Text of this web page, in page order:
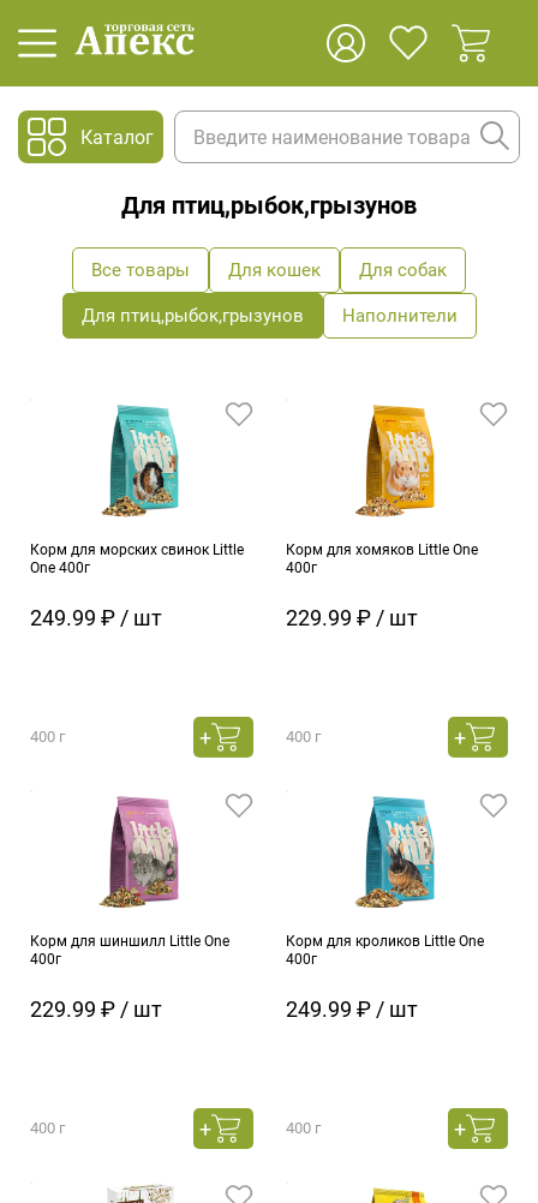
Каталог
Для птиц,рыбок,грызунов
Все товары Для кошек Для собак
Для птиц,рыбок,грызунов Наполнители
Корм для морских свинок Little
One 400г
249.99 ₽ / шт
400 г
Корм для хомяков Little One
400г
229.99 ₽ / шт
400 г
Корм для шиншилл Little One
400г
229.99 ₽ / шт
400 г
Корм для кроликов Little One
400г
249.99 ₽ / шт
400 г